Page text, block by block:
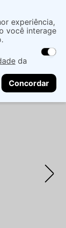
variam de
CEP
Labial
-
experiência,
você interage
da
Concordar